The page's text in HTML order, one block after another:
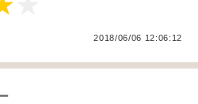
2018/06/06 12:06:12